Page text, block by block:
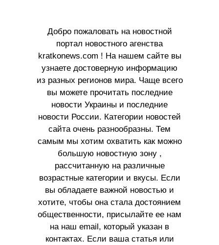
Добро пожаловать на новостной
портал новостного агенства
kratkonews.com ! На нашем сайте вы
узнаете достоверную информацию
из разных регионов мира. Чаще всего
вы можете прочитать последние
новости Украины и последние
новости России. Категории новостей
сайта очень разнообразны. Тем
самым мы хотим охватить как можно
большую новостную зону ,
рассчитанную на различные
возрастные категории и вкусы. Если
вы обладаете важной новостью и
хотите, чтобы она стала достоянием
общественности, присылайте ее нам
на наш email, который указан в
контактах. Если ваша статья или